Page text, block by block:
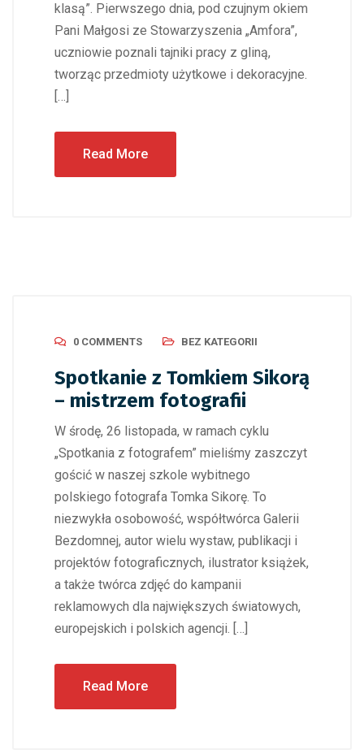
klasą”. Pierwszego dnia, pod czujnym okiem
Pani Małgosi ze Stowarzyszenia „Amfora”,
uczniowie poznali tajniki pracy z gliną,
tworząc przedmioty użytkowe i dekoracyjne.
[…]
Read More
0 COMMENTS BEZ KATEGORII
Spotkanie z Tomkiem Sikorą
– mistrzem fotografii
W środę, 26 listopada, w ramach cyklu
„Spotkania z fotografem” mieliśmy zaszczyt
gościć w naszej szkole wybitnego
polskiego fotografa Tomka Sikorę. To
niezwykła osobowość, współtwórca Galerii
Bezdomnej, autor wielu wystaw, publikacji i
projektów fotograficznych, ilustrator książek,
a także twórca zdjęć do kampanii
reklamowych dla największych światowych,
europejskich i polskich agencji. […]
Read More